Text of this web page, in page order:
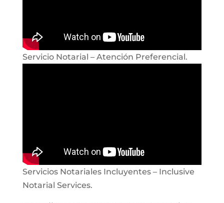
Servicio Notarial – Atención Preferencial.
Servicios Notariales Incluyentes – Inclusive
Notarial Services.